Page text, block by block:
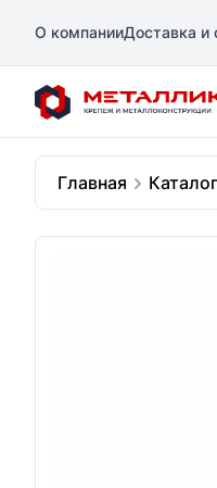
О компанииДоставка и
Главная Каталог